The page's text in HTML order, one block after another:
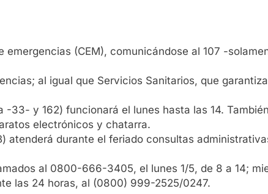
(CEM), comunicándose al 107 -
al igual que Servicios Sanitarios, que
33- y 162) funcionará el lunes hasta las 14.
electrónicos y chatarra.
atenderá durante el feriado consultas
al 0800-666-3405, el lunes 1/5, de 8 a 14;
las 24 horas, al (0800) 999-2525/0247.